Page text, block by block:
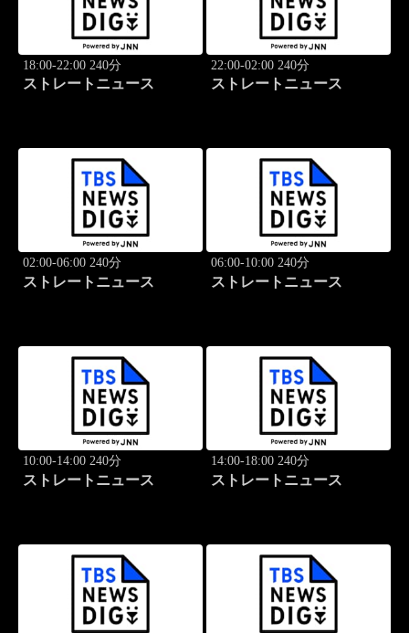
18:00-22:00 240分
ストレートニュース
22:00-02:00 240分
ストレートニュース
02:00-06:00 240分
ストレートニュース
06:00-10:00 240分
ストレートニュース
10:00-14:00 240分
ストレートニュース
14:00-18:00 240分
ストレートニュース